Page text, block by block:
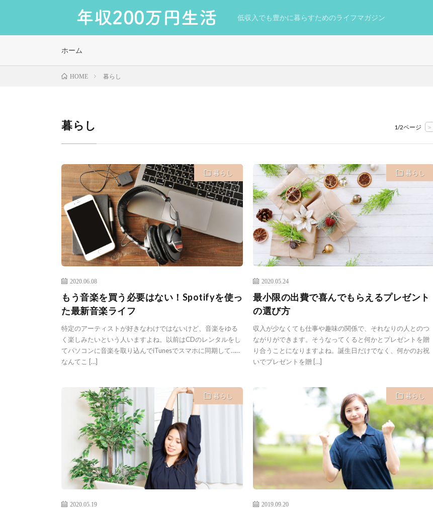
低収入でも豊かに暮らすためのライフマガジン
ホーム
HOME 暮らし
暮らし 1/2ページ >
暮らし
2020.06.08
もう音楽を買う必要はない！Spotifyを使っ
た最新音楽ライフ
特定のアーティストが好きなわけではないけど、音楽をゆる
く楽しみたいという人いますよね。以前はCDのレンタルをし
てパソコンに音楽を取り込んでiTunesでスマホに同期して……
なんてこ […]
暮らし
2020.05.24
最小限の出費で喜んでもらえるプレゼント
の選び方
収入が少なくても仕事や趣味の関係で、それなりの人とのつ
ながりができます。そうなってくると何かとプレゼントを贈
り合うことになりますよね。誕生日だけでなく、何かのお祝
いでプレゼントを贈 […]
暮らし
2020.05.19
暮らし
2019.09.20